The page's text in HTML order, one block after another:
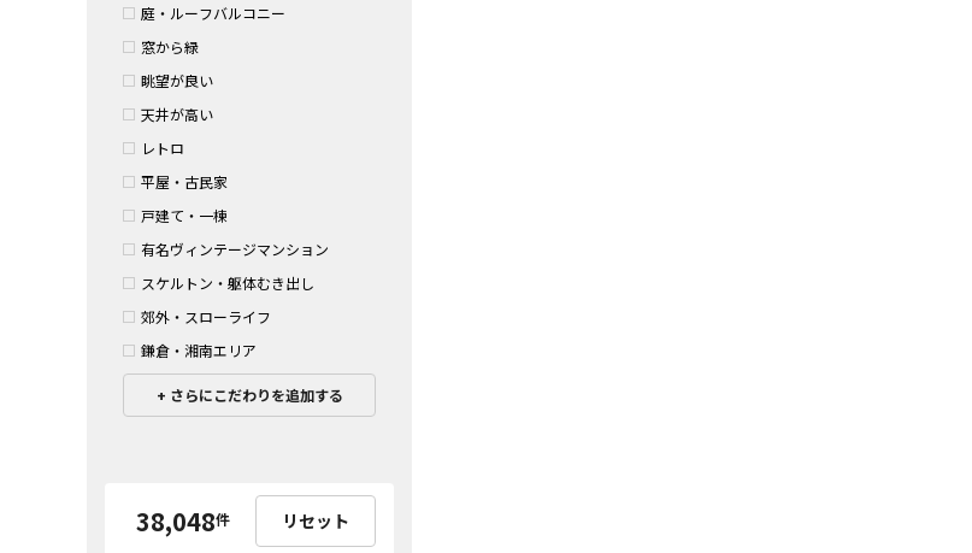
庭・ルーフバルコニー
窓から緑
眺望が良い
天井が高い
レトロ
平屋・古民家
戸建て・一棟
有名ヴィンテージマンション
スケルトン・躯体むき出し
郊外・スローライフ
鎌倉・湘南エリア
さらにこだわりを追加する
38,048件 リセット